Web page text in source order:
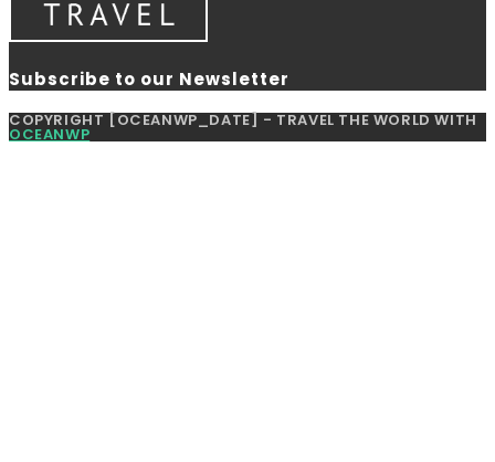
Subscribe to our Newsletter
COPYRIGHT [OCEANWP_DATE] - TRAVEL THE WORLD WITH
OCEANWP